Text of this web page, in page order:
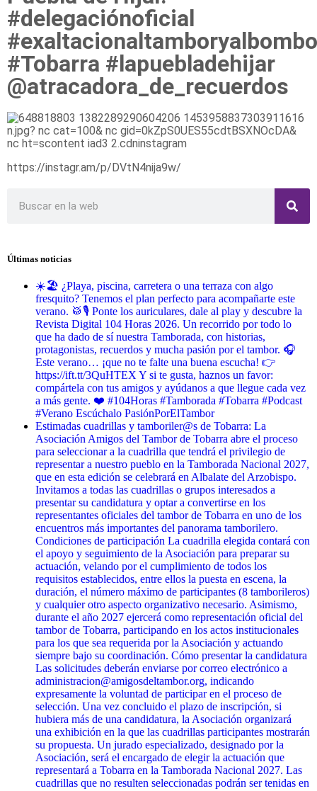
#delegaciónoficial
#exaltacionaltamboryalbombo
#Tobarra #lapuebladehijar
@atracadora_de_recuerdos
https://instagr.am/p/DVtN4nija9w/
Últimas noticias
☀️🏖️ ¿Playa, piscina, carretera o una terraza con algo
fresquito? Tenemos el plan perfecto para acompañarte este
verano. 🥁🎙️ Ponte los auriculares, dale al play y descubre la
Revista Digital 104 Horas 2026. Un recorrido por todo lo
que ha dado de sí nuestra Tamborada, con historias,
protagonistas, recuerdos y mucha pasión por el tambor. 🎧
Este verano… ¡que no te falte una buena escucha! 👉
https://ift.tt/3QuHTEX Y si te gusta, haznos un favor:
compártela con tus amigos y ayúdanos a que llegue cada vez
a más gente. ❤️ #104Horas #Tamborada #Tobarra #Podcast
#Verano Escúchalo PasiónPorElTambor
Estimadas cuadrillas y tamboriler@s de Tobarra: La
Asociación Amigos del Tambor de Tobarra abre el proceso
para seleccionar a la cuadrilla que tendrá el privilegio de
representar a nuestro pueblo en la Tamborada Nacional 2027,
que en esta edición se celebrará en Albalate del Arzobispo.
Invitamos a todas las cuadrillas o grupos interesados a
presentar su candidatura y optar a convertirse en los
representantes oficiales del tambor de Tobarra en uno de los
encuentros más importantes del panorama tamborilero.
Condiciones de participación La cuadrilla elegida contará con
el apoyo y seguimiento de la Asociación para preparar su
actuación, velando por el cumplimiento de todos los
requisitos establecidos, entre ellos la puesta en escena, la
duración, el número máximo de participantes (8 tamborileros)
y cualquier otro aspecto organizativo necesario. Asimismo,
durante el año 2027 ejercerá como representación oficial del
tambor de Tobarra, participando en los actos institucionales
para los que sea requerida por la Asociación y actuando
siempre bajo su coordinación. Cómo presentar la candidatura
Las solicitudes deberán enviarse por correo electrónico a
administracion@amigosdeltambor.org, indicando
expresamente la voluntad de participar en el proceso de
selección. Una vez concluido el plazo de inscripción, si
hubiera más de una candidatura, la Asociación organizará
una exhibición en la que las cuadrillas participantes mostrarán
su propuesta. Un jurado especializado, designado por la
Asociación, será el encargado de elegir la actuación que
representará a Tobarra en la Tamborada Nacional 2027. Las
cuadrillas que no resulten seleccionadas podrán ser tenidas en